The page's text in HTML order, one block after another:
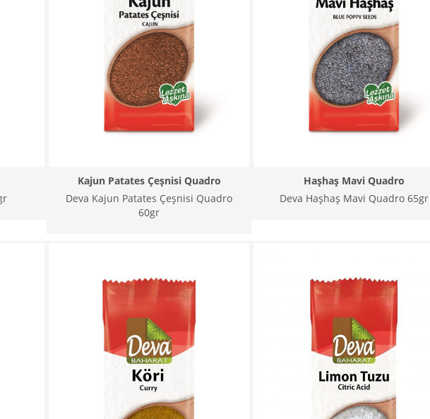
Kajun Patates Çeşnisi Quadro
Deva Kajun Patates Çeşnisi Quadro
60gr
Haşhaş Mavi Quadro
Deva Haşhaş Mavi Quadro 65gr